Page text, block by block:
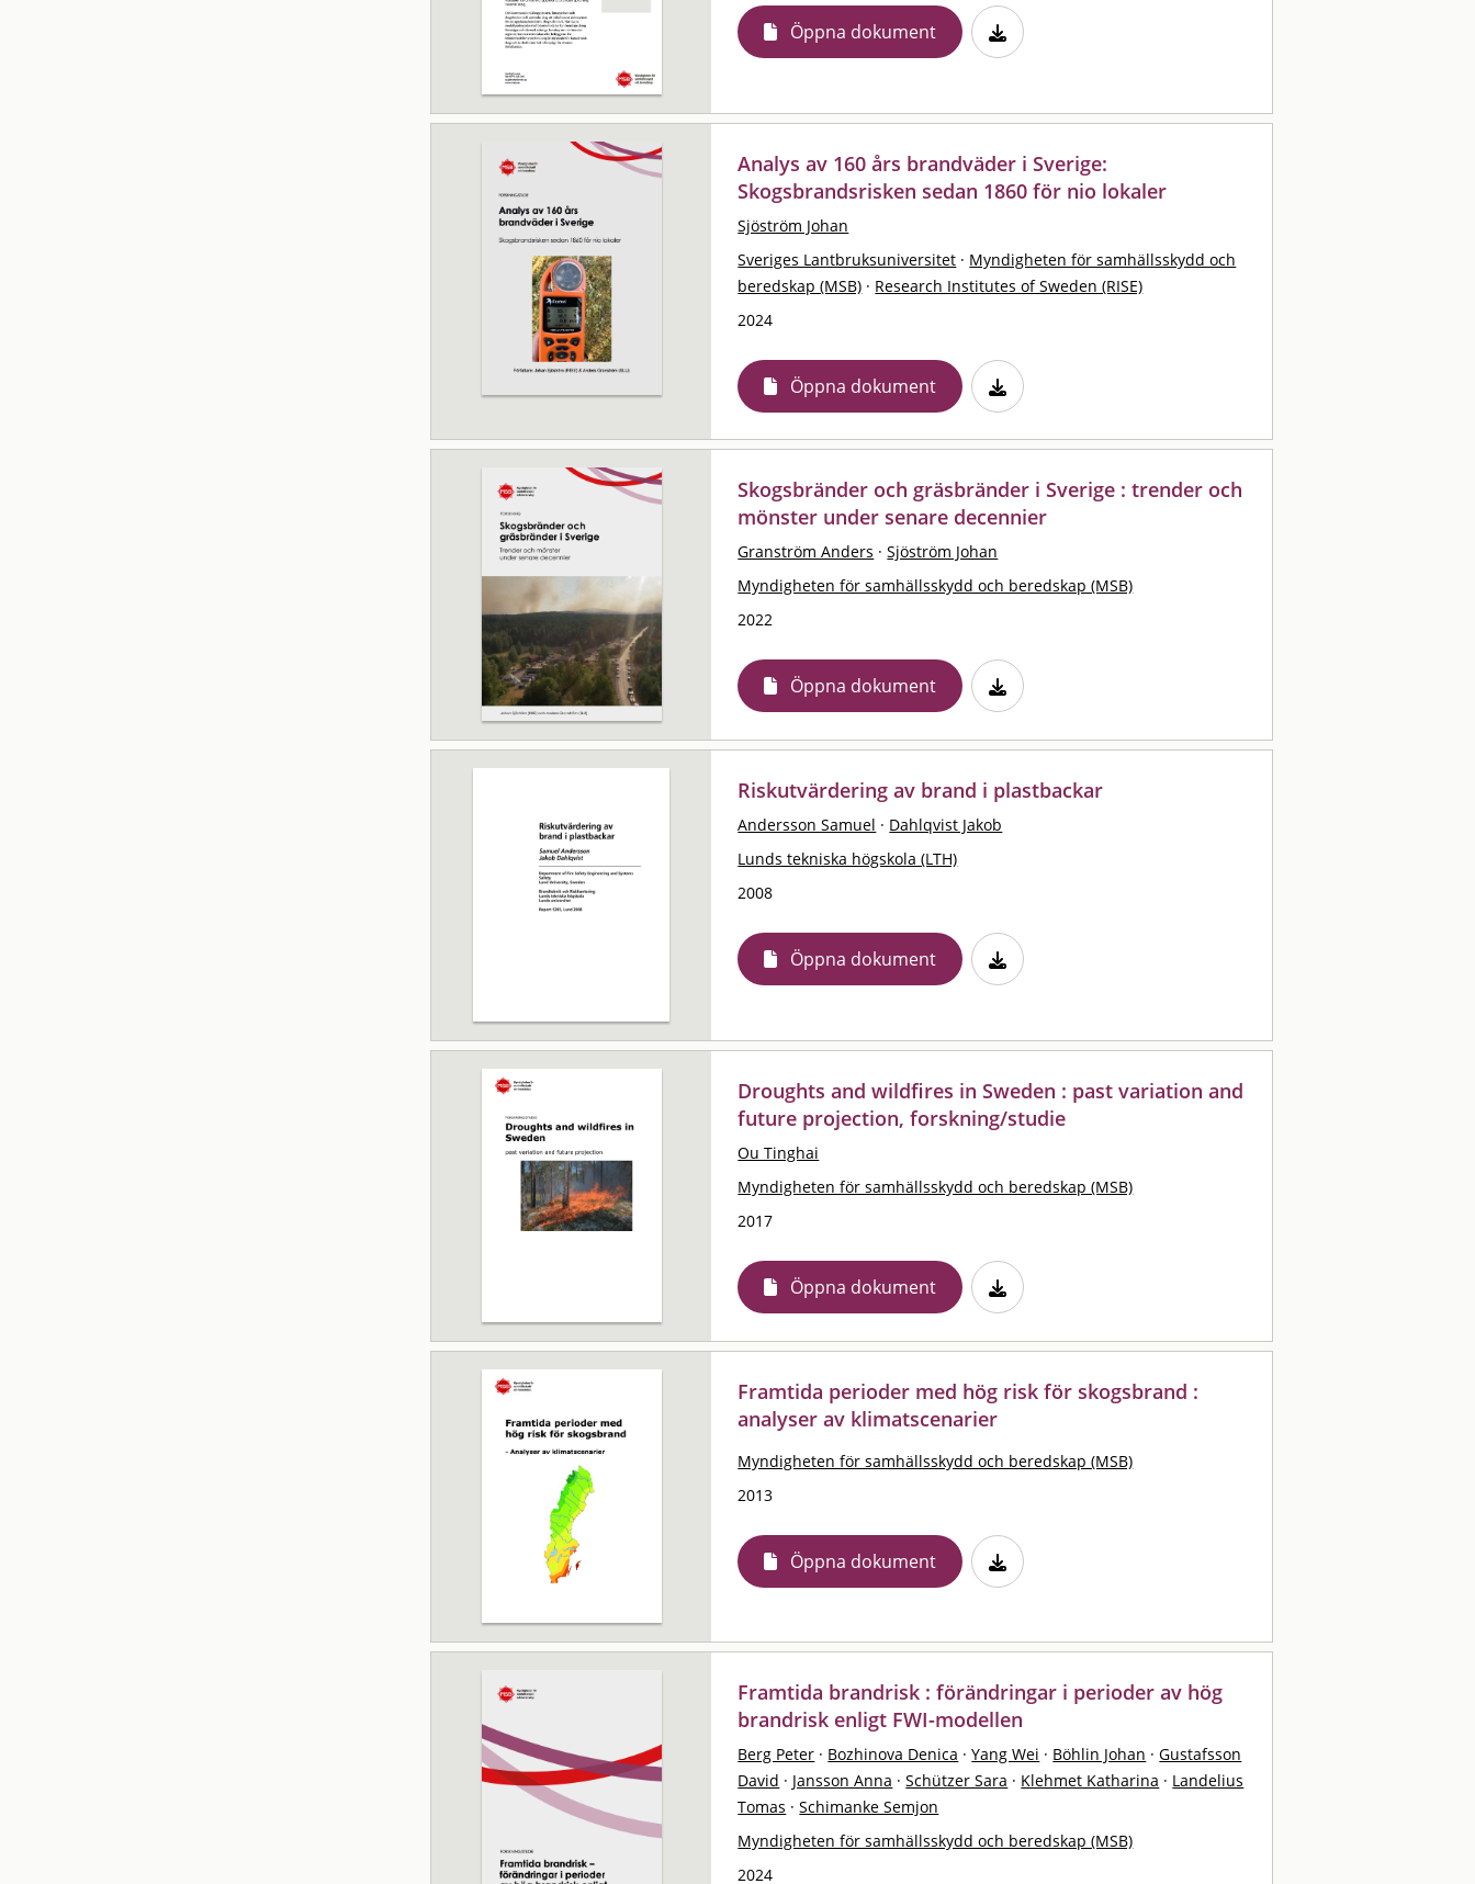
Öppna dokument
Analys av 160 års brandväder i Sverige:
Skogsbrandsrisken sedan 1860 för nio lokaler
Sjöström Johan
Sveriges Lantbruksuniversitet · Myndigheten för samhällsskydd och
beredskap (MSB) · Research Institutes of Sweden (RISE)
2024
Öppna dokument
Skogsbränder och gräsbränder i Sverige : trender och
mönster under senare decennier
Granström Anders · Sjöström Johan
Myndigheten för samhällsskydd och beredskap (MSB)
2022
Öppna dokument
Riskutvärdering av brand i plastbackar
Andersson Samuel · Dahlqvist Jakob
Lunds tekniska högskola (LTH)
2008
Öppna dokument
Droughts and wildfires in Sweden : past variation and
future projection, forskning/studie
Ou Tinghai
Myndigheten för samhällsskydd och beredskap (MSB)
2017
Öppna dokument
Framtida perioder med hög risk för skogsbrand :
analyser av klimatscenarier
Myndigheten för samhällsskydd och beredskap (MSB)
2013
Öppna dokument
Framtida brandrisk : förändringar i perioder av hög
brandrisk enligt FWI-modellen
Berg Peter · Bozhinova Denica · Yang Wei · Böhlin Johan · Gustafsson
David · Jansson Anna · Schützer Sara · Klehmet Katharina · Landelius
Tomas · Schimanke Semjon
Myndigheten för samhällsskydd och beredskap (MSB)
2024